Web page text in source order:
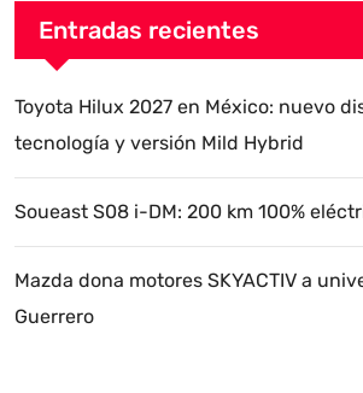
Entradas recientes
Toyota Hilux 2027 en México: nuevo
tecnología y versión Mild Hybrid
Soueast S08 i-DM: 200 km 100%
Mazda dona motores SKYACTIV a
Guerrero